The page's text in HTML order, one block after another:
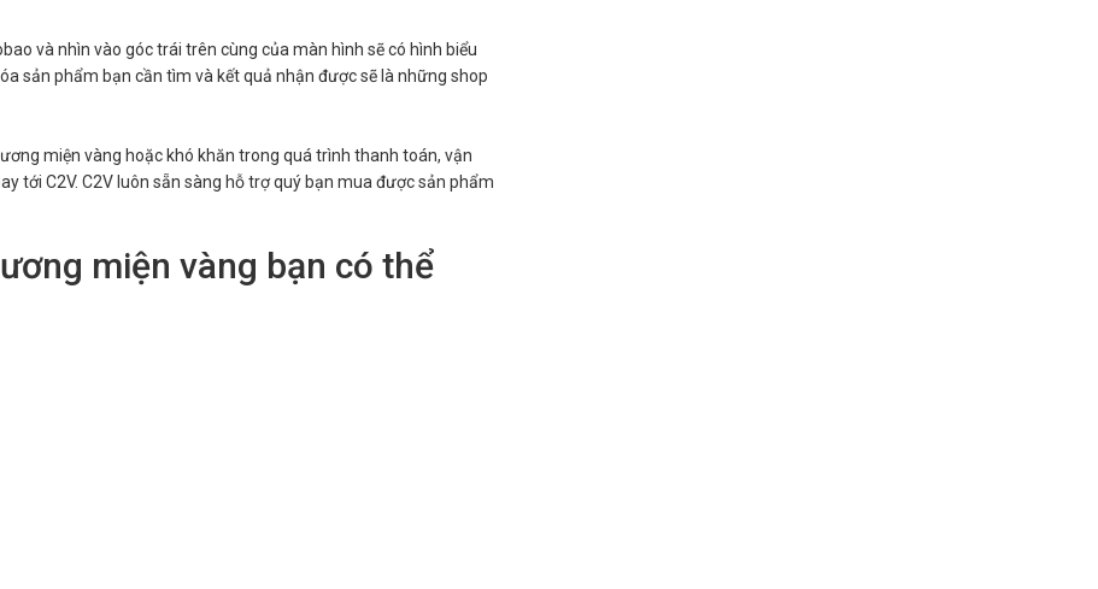
và nhìn vào góc trái trên cùng của màn hình sẽ có hình biểu
sản phẩm bạn cần tìm và kết quả nhận được sẽ là những shop
miện vàng hoặc khó khăn trong quá trình thanh toán, vận
tới C2V. C2V luôn sẵn sàng hỗ trợ quý bạn mua được sản phẩm
miện vàng bạn có thể